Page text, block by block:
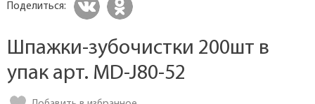
Поделиться:
Шпажки-зубочистки 200шт в
упак арт. MD-J80-52